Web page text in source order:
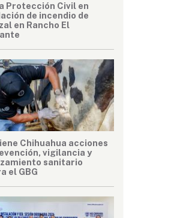
Protección Civil en
de incendio de
en Rancho El
Chihuahua acciones
vigilancia y
sanitario
el GBG